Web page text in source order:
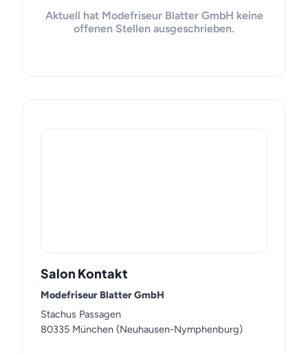
Aktuell hat Modefriseur Blatter GmbH keine
offenen Stellen ausgeschrieben.
Salon Kontakt
Modefriseur Blatter GmbH
Stachus Passagen
80335 München (Neuhausen-Nymphenburg)